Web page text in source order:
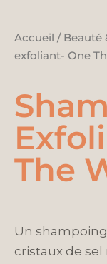
Accueil / Beauté
exfoliant- One
The
Un
cristaux de